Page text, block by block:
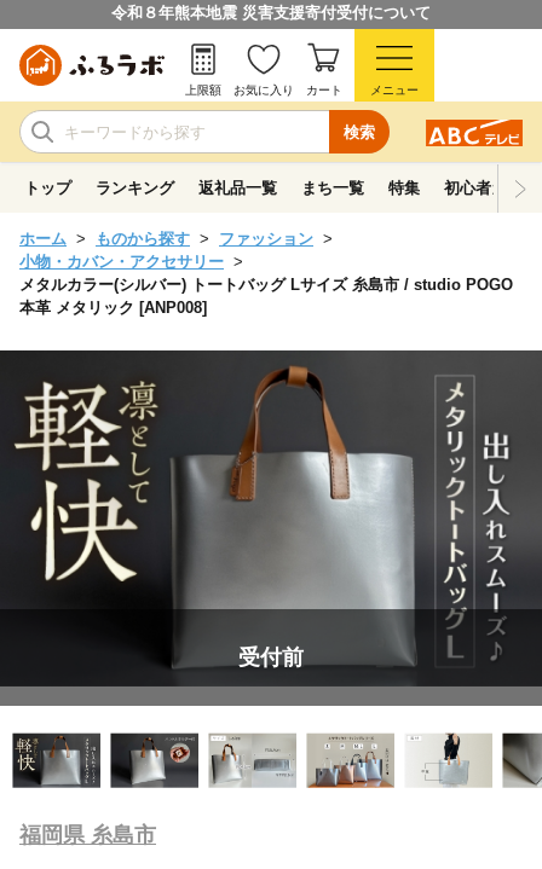
令和８年熊本地震 災害支援寄付受付について
検索
上限額 お気に入り カート メニュー
トップ ランキング 返礼品一覧 まち一覧 特集 初心者ガイド
ホーム ものから探す
ファッション
小物・カバン・アクセサリー
メタルカラー(シルバー) トートバッグ Lサイズ 糸島市 / studio POGO
本革 メタリック [ANP008]
受付前
福岡県 糸島市